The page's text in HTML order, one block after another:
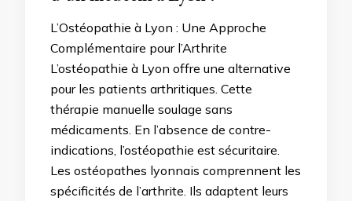
L’Ostéopathie à Lyon : Une Approche
Complémentaire pour l’Arthrite
L’ostéopathie à Lyon offre une alternative
pour les patients arthritiques. Cette
thérapie manuelle soulage sans
médicaments. En l’absence de contre-
indications, l’ostéopathie est sécuritaire.
Les ostéopathes lyonnais comprennent les
spécificités de l’arthrite. Ils adaptent leurs